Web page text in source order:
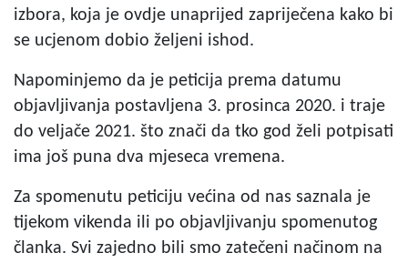
izbora, koja je ovdje unaprijed zapriječena kako bi
se ucjenom dobio željeni ishod.
Napominjemo da je peticija prema datumu
objavljivanja postavljena 3. prosinca 2020. i traje
do veljače 2021. što znači da tko god želi potpisati
ima još puna dva mjeseca vremena.
Za spomenutu peticiju većina od nas saznala je
tijekom vikenda ili po objavljivanju spomenutog
članka. Svi zajedno bili smo zatečeni načinom na